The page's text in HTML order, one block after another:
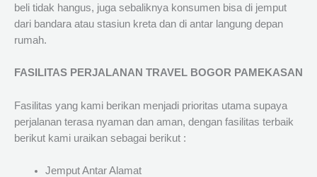
beli tidak hangus, juga sebaliknya konsumen bisa di jemput
dari bandara atau stasiun kreta dan di antar langung depan
rumah.
FASILITAS PERJALANAN TRAVEL BOGOR PAMEKASAN
Fasilitas yang kami berikan menjadi prioritas utama supaya
perjalanan terasa nyaman dan aman, dengan fasilitas terbaik
berikut kami uraikan sebagai berikut :
Jemput Antar Alamat